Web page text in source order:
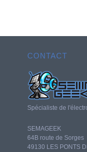
CONTACT
Spécialiste de
SEMAGEEK
64B route de Sorges
49130 LES PONTS